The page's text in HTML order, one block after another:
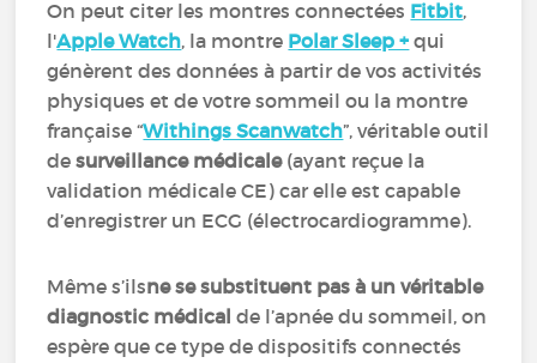
On peut citer les montres connectées Fitbit,
l'Apple Watch, la montre Polar Sleep + qui
génèrent des données à partir de vos activités
physiques et de votre sommeil ou la montre
française “Withings Scanwatch”, véritable outil
desurveillance médicale(ayant reçue la
validation médicale CE) car elle est capable
d’enregistrer un ECG (électrocardiogramme).
Même s’ilsne se substituent pas à un véritable
diagnostic médical de l’apnée du sommeil, on
espère que ce type de dispositifs connectés